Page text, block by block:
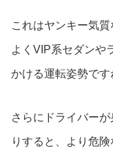
これはヤンキー気質
よくVIP系セダンや
かける運転姿勢です
さらにドライバー
りすると、より危